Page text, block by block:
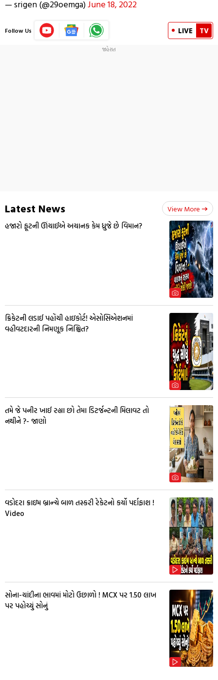
— srigen (@29oemga)June 18, 2022
Follow Us LIVE TV
Latest News View More
હજારો ફૂટની ઊંચાઈએ અચાનક કેમ ધ્રુજે છે વિમાન?
ક્રિકેટની લડાઈ પહોંચી હાઇકોર્ટ! એસોસિએશનમાં
વહીવટદારની નિમણૂક નિશ્ચિત?
તમે જે પનીર ખાઈ રહ્યા છો તેમા ડિટર્જન્ટની મિલાવટ તો
નથીને ?- જાણો
વડોદરા ક્રાઇમ બ્રાન્ચે બાળ તસ્કરી રેકેટનો કર્યો પર્દાફાશ !
Video
સોના-ચાંદીના ભાવમાં મોટો ઉછાળો ! MCX પર ₹1.50 લાખ
પર પહોચ્યું સોનું